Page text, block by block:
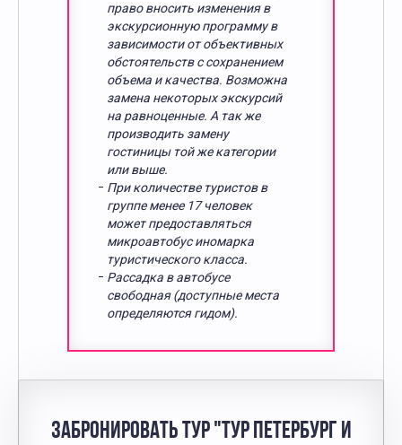
право вносить изменения в
экскурсионную программу в
зависимости от объективных
обстоятельств с сохранением
объема и качества. Возможна
замена некоторых экскурсий
на равноценные. А так же
производить замену
гостиницы той же категории
или выше.
При количестве туристов в
группе менее 17 человек
может предоставляться
микроавтобус иномарка
туристического класса.
Рассадка в автобусе
свободная (доступные места
определяются гидом).
ЗАБРОНИРОВАТЬ ТУР "ТУР ПЕТЕРБУРГ И